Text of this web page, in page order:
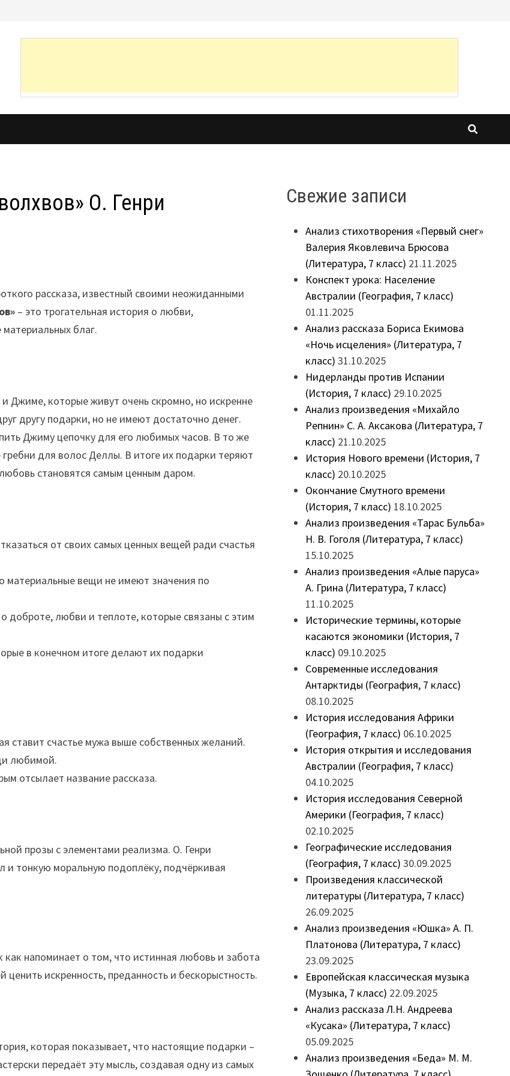
О. Генри
рассказа, известный своими неожиданными
– это трогательная история о любви,
благ.
Джиме, которые живут очень скромно, но искренне
другу подарки, но не имеют достаточно денег.
Джиму цепочку для его любимых часов. В то же
для волос Деллы. В итоге их подарки теряют
становятся самым ценным даром.
от своих самых ценных вещей ради счастья
материальные вещи не имеют значения по
доброте, любви и теплоте, которые связаны с этим
в конечном итоге делают их подарки
ставит счастье мужа выше собственных желаний.
любимой.
отсылает название рассказа.
прозы с элементами реализма. О. Генри
и тонкую моральную подоплёку, подчёркивая
как напоминает о том, что истинная любовь и забота
искренность, преданность и бескорыстность.
которая показывает, что настоящие подарки –
передаёт эту мысль, создавая одну из самых
Свежие записи
Анализ стихотворения «Первый снег»
Валерия Яковлевича Брюсова
(Литература, 7 класс) 21.11.2025
Конспект урока: Население
Австралии (География, 7 класс)
01.11.2025
Анализ рассказа Бориса Екимова
«Ночь исцеления» (Литература, 7
класс) 31.10.2025
Нидерланды против Испании
(История, 7 класс) 29.10.2025
Анализ произведения «Михайло
Репнин» С. А. Аксакова (Литература, 7
класс) 21.10.2025
История Нового времени (История, 7
класс) 20.10.2025
Окончание Смутного времени
(История, 7 класс) 18.10.2025
Анализ произведения «Тарас Бульба»
Н. В. Гоголя (Литература, 7 класс)
15.10.2025
Анализ произведения «Алые паруса»
А. Грина (Литература, 7 класс)
11.10.2025
Исторические термины, которые
касаются экономики (История, 7
класс) 09.10.2025
Современные исследования
Антарктиды (География, 7 класс)
08.10.2025
История исследования Африки
(География, 7 класс) 06.10.2025
История открытия и исследования
Австралии (География, 7 класс)
04.10.2025
История исследования Северной
Америки (География, 7 класс)
02.10.2025
Географические исследования
(География, 7 класс) 30.09.2025
Произведения классической
литературы (Литература, 7 класс)
26.09.2025
Анализ произведения «Юшка» А. П.
Платонова (Литература, 7 класс)
23.09.2025
Европейская классическая музыка
(Музыка, 7 класс) 22.09.2025
Анализ рассказа Л.Н. Андреева
«Кусака» (Литература, 7 класс)
05.09.2025
Анализ произведения «Беда» М. М.